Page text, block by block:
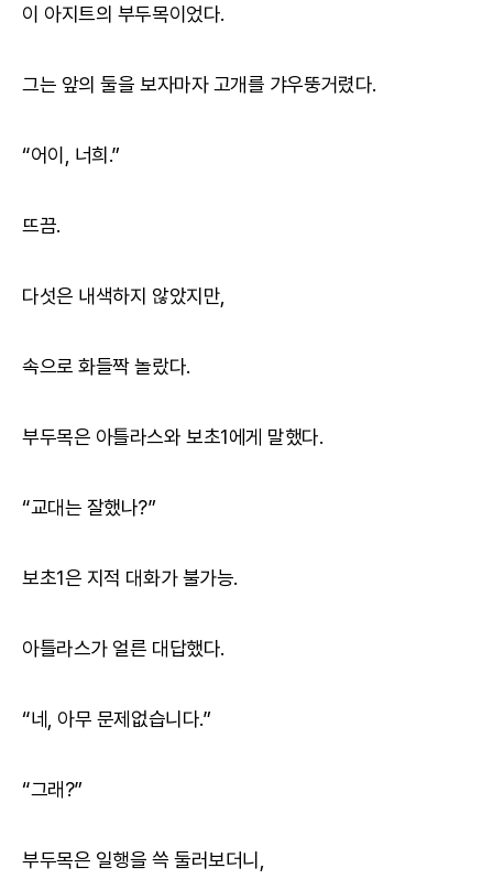
이 아지트의 부두목이었다.
그는 앞의 둘을 보자마자 고개를 갸우뚱거렸다.
“어이, 너희.”
뜨끔.
다섯은 내색하지 않았지만,
속으로 화들짝 놀랐다.
부두목은 아틀라스와 보초1에게 말했다.
“교대는 잘했나?”
보초1은 지적 대화가 불가능.
아틀라스가 얼른 대답했다.
“네, 아무 문제없습니다.”
“그래?”
부두목은 일행을 쓱 둘러보더니,